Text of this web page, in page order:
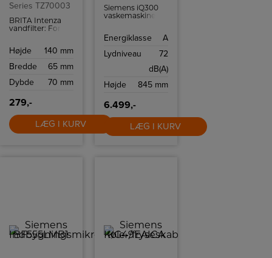
Series TZ70003
BRITA Intenza
vandfilter: For
længere levetid
Højde
140 mm
Bredde
65 mm
Dybde
70 mm
279,-
LÆG I KURV
Siemens iQ300
vaskemaskine
energiklasse A.
Energiklasse
A
Lydniveau
72
dB(A)
Højde
845 mm
6.499,-
LÆG I KURV